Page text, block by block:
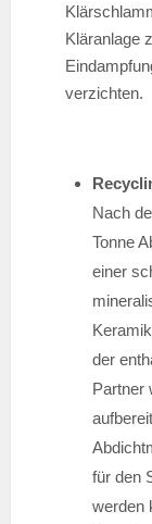
Kläranlage
verzichten.
Nach
Tonne
einer
der
Partner
für den
werden